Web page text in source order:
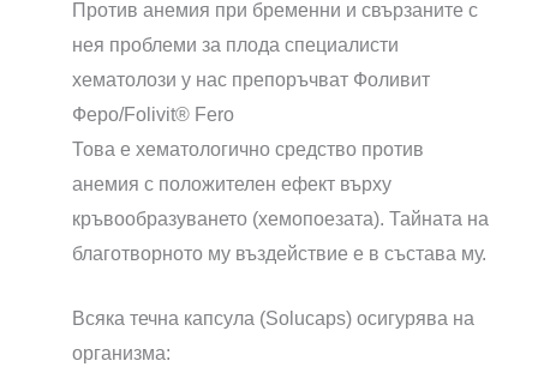
Против анемия при бременни и свързаните с
нея проблеми за плода специалисти
хематолози у нас препоръчват Фоливит
Феро/Folivit® Fero
Това е хематологично средство против
анемия с положителен ефект върху
кръвообразуването (хемопоезата). Тайната на
благотворното му въздействие е в състава му.
Всяка течна капсула (Solucaps) осигурява на
организма: